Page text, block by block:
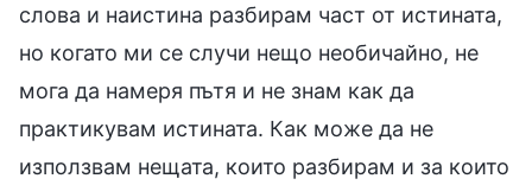
слова и наистина разбирам част от истината,
но когато ми се случи нещо необичайно, не
мога да намеря пътя и не знам как да
практикувам истината. Как може да не
използвам нещата, които разбирам и за които